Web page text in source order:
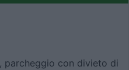
parcheggio con divieto di